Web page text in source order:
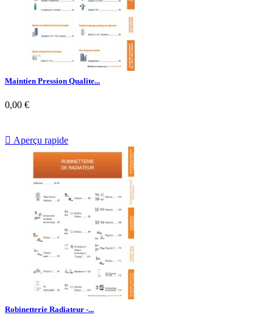
Maintien Pression Qualite...
0,00 €
 Aperçu rapide
Robinetterie Radiateur -...